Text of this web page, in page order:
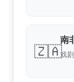
🇿🇦
南
戏